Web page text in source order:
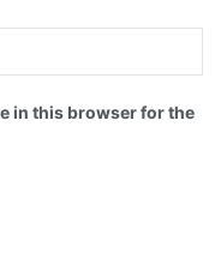
in this browser for the